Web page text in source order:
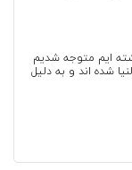
ایم متوجه شدیم
به قله ی 6210 متری رازدلنیا شده اند و به دلیل